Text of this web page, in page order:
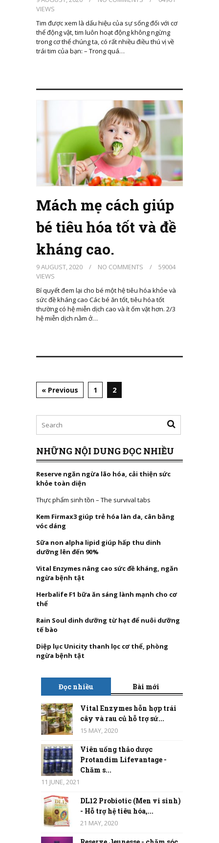
VIEWS
Tim được xem là dấu hiệu của sự sống đối với cơ
thể động vật, tim luôn hoạt động không ngừng
trong cơ thể chúng ta, có rất nhiều điều thú vị về
trái tim của bạn: – Trong quá…
Mách mẹ cách giúp
bé tiêu hóa tốt và đề
kháng cao.
9 AUGUST, 2020 / NO COMMENTS /
59004
VIEWS
Bí quyết đem lại cho bé một hệ tiêu hóa khỏe và
sức đề kháng cao Các bé ăn tốt, tiêu hóa tốt
thường có hệ miễn dịch cao và ít ốm vặt hơn. 2/3
hệ miễn dịch nằm ở…
« Previous 1 2
NHỮNG NỘI DUNG ĐỌC NHIỀU
Reserve ngăn ngừa lão hóa, cải thiện sức
khỏe toàn diện
Thực phẩm sinh tồn – The survival tabs
Kem Firmax3 giúp trẻ hóa làn da, cân bằng
vóc dáng
Sữa non alpha lipid giúp hấp thu dinh
dưỡng lên đến 90%
Vital Enzymes nâng cao sức đề kháng, ngăn
ngừa bệnh tật
Herbalife F1 bữa ăn sáng lành mạnh cho cơ
thể
Rain Soul dinh dưỡng từ hạt để nuôi dưỡng
tế bào
Diệp lục Unicity thanh lọc cơ thể, phòng
ngừa bệnh tật
Đọc nhiều Bài mới
Vital Enzymes hỗn hợp trái
cây và rau củ hỗ trợ sứ...
15 MAY, 2020
Viên uống thảo dược
Protandim Lifevantage -
Chăm s...
11 JUNE, 2021
DL12 Probiotic (Men vi sinh)
- Hỗ trợ hệ tiêu hóa,...
21 MAY, 2020